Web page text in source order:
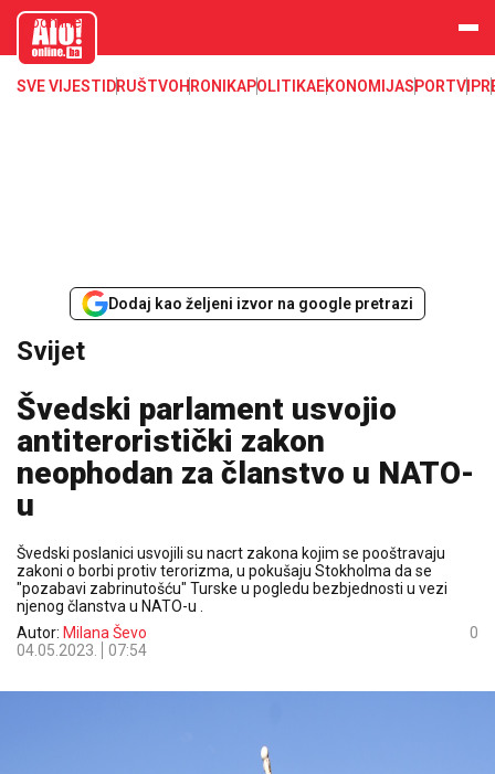
aloonline.b
SVE VIJESTI DRUŠTVOHRONIKAPOLITIKAEKONOMIJASPORTVIP
Dodaj kao željeni izvor na google pretrazi
Svijet
Švedski parlament usvojio
antiteroristički zakon
neophodan za članstvo u NATO-
u
Švedski poslanici usvojili su nacrt zakona kojim se pooštravaju
zakoni o borbi protiv terorizma, u pokušaju Stokholma da se
"pozabavi zabrinutošću" Turske u pogledu bezbjednosti u vezi
njenog članstva u NATO-u .
Autor: Milana Ševo
04.05.2023.
07:54
0